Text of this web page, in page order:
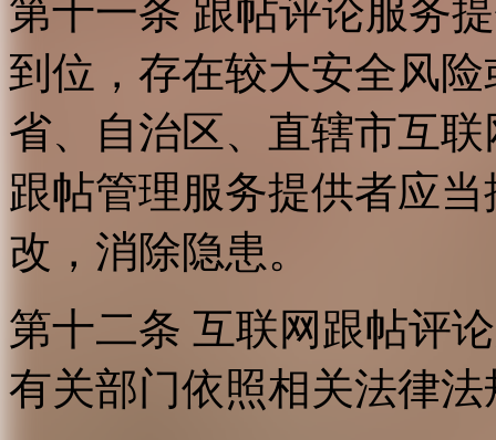
第十一条 跟帖评论服务
到位，存在较大安全风
省、自治区、直辖市互
跟帖管理服务提供者应
改，消除隐患。
第十二条 互联网跟帖评
有关部门依照相关法律